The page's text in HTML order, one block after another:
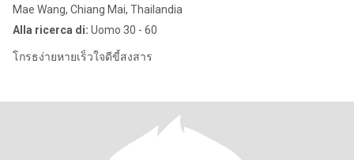
Mae Wang, Chiang Mai, Thailandia
Alla ricerca di: Uomo 30 - 60
โกรธง่ายหายเร็วใจดีขี้สงสาร